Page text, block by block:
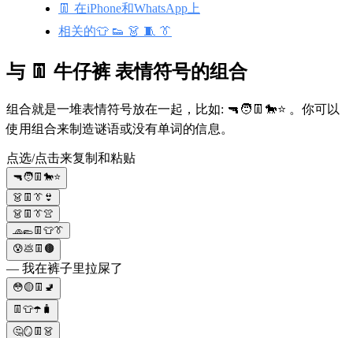
👖 在iPhone和WhatsApp上
相关的👕 👟 👗 🧵 👔
与 👖 牛仔裤 表情符号的组合
组合就是一堆表情符号放在一起，比如: 🔫🧑👖🐎⭐ 。你可以
使用组合来制造谜语或没有单词的信息。
点选/点击来复制和粘贴
🔫🧑👖🐎⭐
👗👖👔👙
👗👖👔👚
🧢🥿👖👕👔
😰💩👖🟤
— 我在裤子里拉屎了
😳🟡👖🚽
👖👕☂️🧳
🤔🪞👖👗